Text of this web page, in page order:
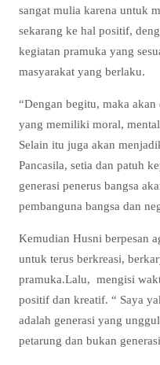
sangat mulia karena untuk
sekarang ke hal positif,
kegiatan pramuka yang
masyarakat yang berlaku.
“Dengan begitu, maka
yang memiliki moral,
Selain itu juga akan
Pancasila, setia dan patuh
generasi penerus bangsa
pembanguna bangsa dan
Kemudian Husni berpesan
untuk terus berkreasi,
pramuka.Lalu, mengisi
positif dan kreatif. “ Saya
adalah generasi yang
petarung dan bukan